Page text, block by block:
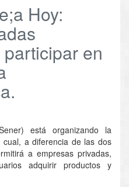
Hoy:
en
está organizando la
a diferencia de las dos
a empresas privadas,
adquirir productos y